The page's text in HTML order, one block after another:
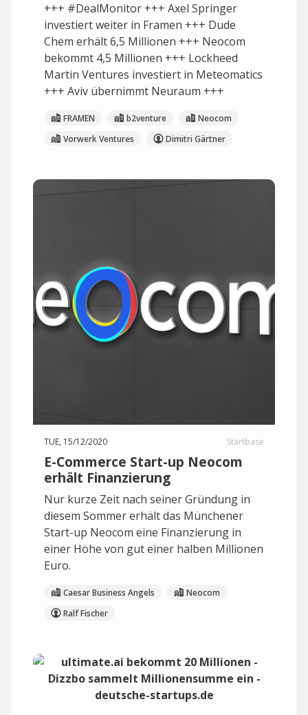
+++ #DealMonitor +++ Axel Springer
investiert weiter in Framen +++ Dude
Chem erhält 6,5 Millionen +++ Neocom
bekommt 4,5 Millionen +++ Lockheed
Martin Ventures investiert in Meteomatics
+++ Aviv übernimmt Neuraum +++
FRAMEN b2venture
Neocom
Vorwerk Ventures
Dimitri Gärtner
TUE, 15/12/2020 Startbase
E-Commerce Start-up Neocom
erhält Finanzierung
Nur kurze Zeit nach seiner Gründung in
diesem Sommer erhält das Münchener
Start-up Neocom eine Finanzierung in
einer Höhe von gut einer halben Millionen
Euro.
Caesar Business Angels
Neocom
Ralf Fischer